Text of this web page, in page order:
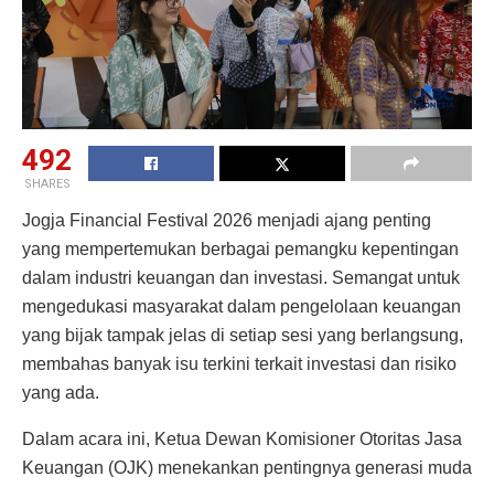
492
SHARES
Jogja Financial Festival 2026 menjadi ajang penting
yang mempertemukan berbagai pemangku kepentingan
dalam industri keuangan dan investasi. Semangat untuk
mengedukasi masyarakat dalam pengelolaan keuangan
yang bijak tampak jelas di setiap sesi yang berlangsung,
membahas banyak isu terkini terkait investasi dan risiko
yang ada.
Dalam acara ini, Ketua Dewan Komisioner Otoritas Jasa
Keuangan (OJK) menekankan pentingnya generasi muda